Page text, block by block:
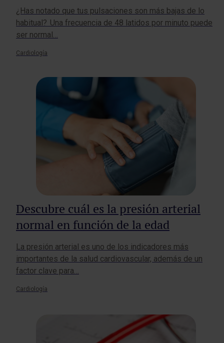
¿Has notado que tus pulsaciones son más bajas de lo
habitual? Una frecuencia de 48 latidos por minuto puede
ser normal…
Cardiología
Descubre cuál es la presión arterial
normal en función de la edad
La presión arterial es uno de los indicadores más
importantes de la salud cardiovascular, además de un
factor clave para…
Cardiología